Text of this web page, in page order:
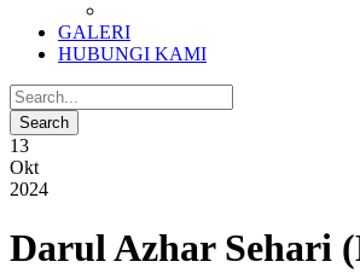
GALERI
HUBUNGI KAMI
13
Okt
2024
Darul Azhar Sehari